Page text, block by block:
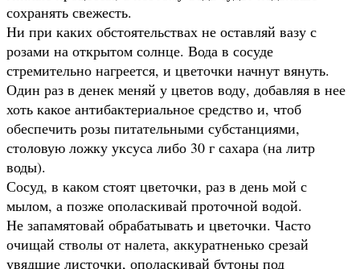
сохранять свежесть.
Ни при каких обстоятельствах не оставляй вазу с
розами на открытом солнце. Вода в сосуде
стремительно нагреется, и цветочки начнут вянуть.
Один раз в денек меняй у цветов воду, добавляя в нее
хоть какое антибактериальное средство и, чтоб
обеспечить розы питательными субстанциями,
столовую ложку уксуса либо 30 г сахара (на литр
воды).
Сосуд, в каком стоят цветочки, раз в день мой с
мылом, а позже ополаскивай проточной водой.
Не запамятовай обрабатывать и цветочки. Часто
очищай стволы от налета, аккуратненько срезай
увядшие листочки, ополаскивай бутоны под